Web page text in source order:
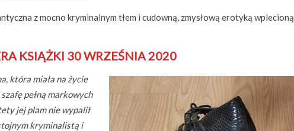
z mocno kryminalnym tłem i cudowną, zmysłową erotyką wplecioną
KSIĄŻKI 30 WRZEŚNIA 2020
która miała na życie
pełną markowych
jej plam nie wypalił
kryminalistą i